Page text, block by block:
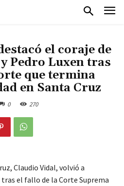
el coraje de
Pedro Luxen tras
que termina
en Santa Cruz
0 270
Claudio Vidal, volvió a
el fallo de la Corte Suprema